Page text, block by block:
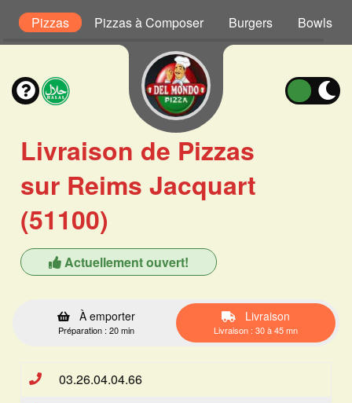
Pizzas Pizzas à Composer Burgers Bowls
Livraison de Pizzas
sur Reims Jacquart
(51100)
Actuellement ouvert!
À emporter
Préparation : 20 min
Livraison
Livraison : 30 à 45 mn
03.26.04.04.66